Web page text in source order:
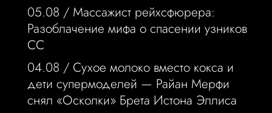
05.08 / Массажист рейхсфюрера:
Разоблачение мифа о спасении узников
СС
04.08 / Сухое молоко вместо кокса и
дети супермоделей — Райан Мерфи
снял «Осколки» Брета Истона Эллиса